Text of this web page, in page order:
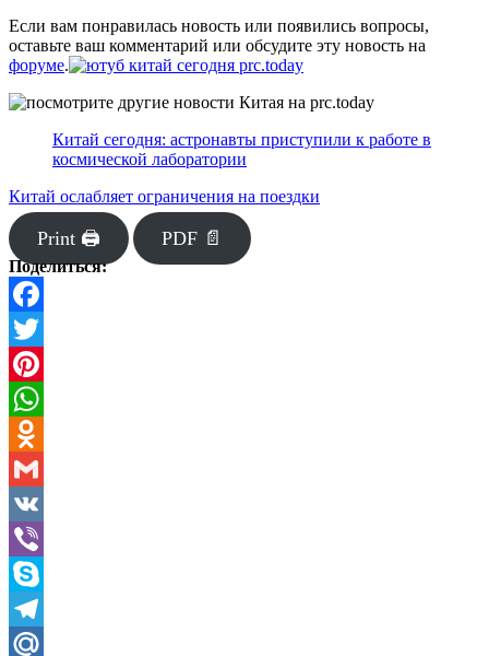
Если вам понравилась новость или появились вопросы,
оставьте ваш комментарий или обсудите эту новость на
форуме.
Китай сегодня: астронавты приступили к работе в
космической лаборатории
Китай ослабляет ограничения на поездки
Print 🖨 PDF 📄
Поделиться:
Facebook
Twitter
Pinterest
WhatsApp
Odnoklassniki
Gmail
VK
Viber
Skype
Telegram